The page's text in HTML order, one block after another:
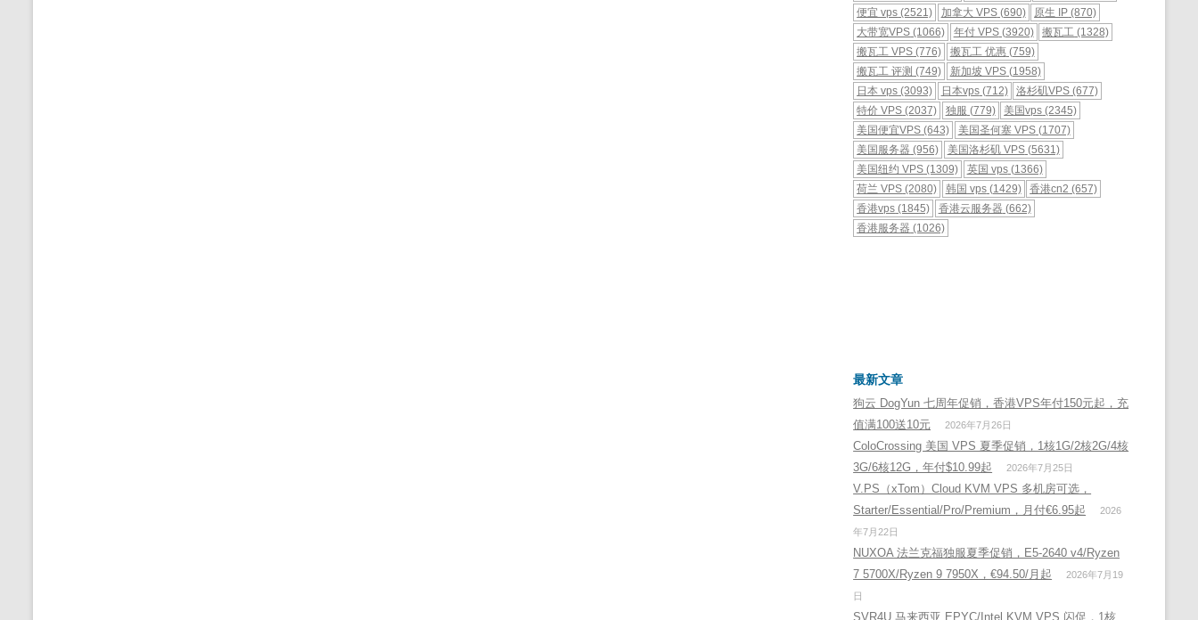
便宜 vps (2521) 加拿大 VPS(690) 原生 IP (870)
大带宽VPS (1066) 年付 VPS(3920) 搬瓦工 (1328)
搬瓦工 VPS (776) 搬瓦工 优惠(759)
搬瓦工 评测 (749) 新加坡 VPS(1958)
日本 vps (3093) 日本vps(712) 洛杉矶VPS (677)
特价 VPS (2037) 独服 (779) 美国vps (2345)
美国便宜VPS (643) 美国圣何塞 VPS(1707)
美国服务器 (956) 美国洛杉矶 VPS(5631)
美国纽约 VPS (1309) 英国 vps(1366)
荷兰 VPS (2080) 韩国 vps(1429) 香港cn2 (657)
香港vps (1845) 香港云服务器 (662)
香港服务器 (1026)
最新文章
狗云 DogYun 七周年促销，香港VPS年付150元起，充
值满100送10元
2026年7月26日
ColoCrossing 美国 VPS 夏季促销，1核1G/2核2G/4核
3G/6核12G，年付$10.99起
2026年7月25日
V.PS（xTom）Cloud KVM VPS 多机房可选，
Starter/Essential/Pro/Premium，月付€6.95起
2026
年7月22日
NUXOA 法兰克福独服夏季促销，E5-2640 v4/Ryzen
7 5700X/Ryzen 9 7950X，€94.50/月起
2026年7月19
日
SVR4U 马来西亚 EPYC/Intel KVM VPS 闪促，1核